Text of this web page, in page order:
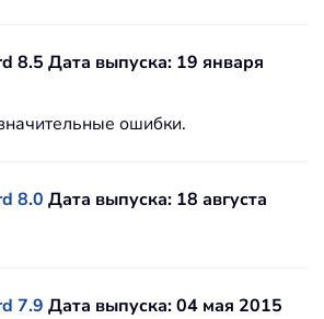
8.5 Дата выпуска: 19 января
ошибки.
8.0 Дата выпуска: 18 августа
7.9 Дата выпуска: 04 мая 2015